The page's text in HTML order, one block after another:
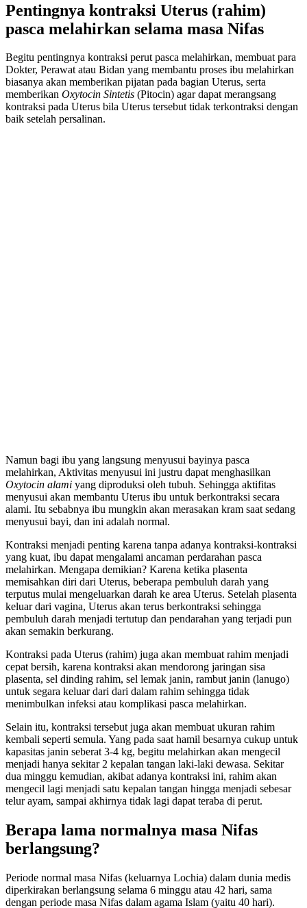
Pentingnya kontraksi Uterus (rahim)
pasca melahirkan selama masa Nifas
Begitu pentingnya kontraksi perut pasca melahirkan, membuat para
Dokter, Perawat atau Bidan yang membantu proses ibu melahirkan
biasanya akan memberikan pijatan pada bagian Uterus, serta
memberikan Oxytocin Sintetis (Pitocin) agar dapat merangsang
kontraksi pada Uterus bila Uterus tersebut tidak terkontraksi dengan
baik setelah persalinan.
Namun bagi ibu yang langsung menyusui bayinya pasca
melahirkan, Aktivitas menyusui ini justru dapat menghasilkan
Oxytocin alami yang diproduksi oleh tubuh. Sehingga aktifitas
menyusui akan membantu Uterus ibu untuk berkontraksi secara
alami. Itu sebabnya ibu mungkin akan merasakan kram saat sedang
menyusui bayi, dan ini adalah normal.
Kontraksi menjadi penting karena tanpa adanya kontraksi-kontraksi
yang kuat, ibu dapat mengalami ancaman perdarahan pasca
melahirkan. Mengapa demikian? Karena ketika plasenta
memisahkan diri dari Uterus, beberapa pembuluh darah yang
terputus mulai mengeluarkan darah ke area Uterus. Setelah plasenta
keluar dari vagina, Uterus akan terus berkontraksi sehingga
pembuluh darah menjadi tertutup dan pendarahan yang terjadi pun
akan semakin berkurang.
Kontraksi pada Uterus (rahim) juga akan membuat rahim menjadi
cepat bersih, karena kontraksi akan mendorong jaringan sisa
plasenta, sel dinding rahim, sel lemak janin, rambut janin (lanugo)
untuk segara keluar dari dari dalam rahim sehingga tidak
menimbulkan infeksi atau komplikasi pasca melahirkan.
Selain itu, kontraksi tersebut juga akan membuat ukuran rahim
kembali seperti semula. Yang pada saat hamil besarnya cukup untuk
kapasitas janin seberat 3-4 kg, begitu melahirkan akan mengecil
menjadi hanya sekitar 2 kepalan tangan laki-laki dewasa. Sekitar
dua minggu kemudian, akibat adanya kontraksi ini, rahim akan
mengecil lagi menjadi satu kepalan tangan hingga menjadi sebesar
telur ayam, sampai akhirnya tidak lagi dapat teraba di perut.
Berapa lama normalnya masa Nifas
berlangsung?
Periode normal masa Nifas (keluarnya Lochia) dalam dunia medis
diperkirakan berlangsung selama 6 minggu atau 42 hari, sama
dengan periode masa Nifas dalam agama Islam (yaitu 40 hari).